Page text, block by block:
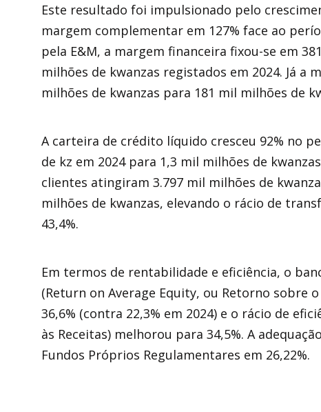
Este resultado foi impulsionado pelo
margem complementar em 127% face ao
pela E&M, a margem financeira fixou-se em
milhões de kwanzas registados em 2024. Já
milhões de kwanzas para 181 mil milhões de
A carteira de crédito líquido cresceu 92% no
de kz em 2024 para 1,3 mil milhões de
clientes atingiram 3.797 mil milhões de
milhões de kwanzas, elevando o rácio de
43,4%.
Em termos de rentabilidade e eficiência, o
(Return on Average Equity, ou Retorno sobre
36,6% (contra 22,3% em 2024) e o rácio de
às Receitas) melhorou para 34,5%. A
Fundos Próprios Regulamentares em 26,22%.